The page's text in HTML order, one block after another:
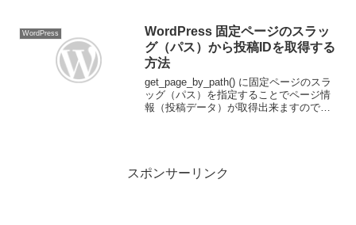
ラグインを作成する方法をご紹介しま
す。...
WordPress
WordPress 固定ページのスラッ
グ（パス）から投稿IDを取得する
方法
get_page_by_path() に固定ページのスラ
ッグ（パス）を指定することでページ情
報（投稿データ）が取得出来ますのでそ
スポンサーリンク